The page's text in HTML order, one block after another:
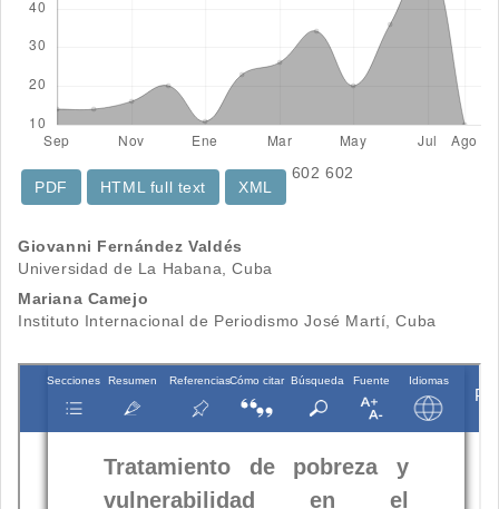
602
PDF
602
HTML full text
XML
Contenido
principal
del
artículo
Giovanni Fernández Valdés
Universidad de La Habana, Cuba
Mariana Camejo
Instituto Internacional de Periodismo José Martí, Cuba